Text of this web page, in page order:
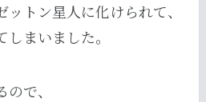
トン星人に化けられて、
まいました。
で、